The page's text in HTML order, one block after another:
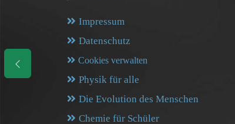
Impressum
Datenschutz
Cookies verwalten
Physik für alle
Die Evolution des Menschen
Chemie für Schüler